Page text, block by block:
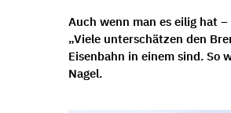
Auch wenn man es eilig hat
„Viele unterschätzen den
Eisenbahn in einem sind. So
Nagel.